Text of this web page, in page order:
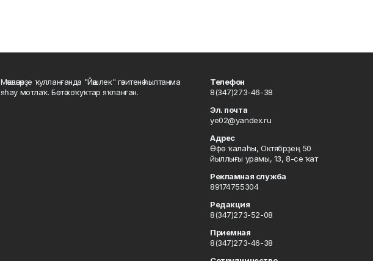
Мәҡәләләрҙе ҡулланғанда "Йәшлек" гәзитенә һылтанма
яһау мотлаҡ. Бөтә хоҡуҡтар яҡланған.
Телефон
8(347)273-46-38
Эл. почта
ye02@yandex.ru
Адрес
Өфө ҡалаһы, Октябрҙең 50
йыллығы урамы, 13, 8-се ҡат
Рекламная служба
89174755304
Редакция
8(347)273-52-08
Приемная
8(347)273-46-38